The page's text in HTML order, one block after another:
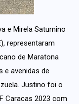
e Mirela Saturnino
representaram
de Maratona
e avenidas de
Justino foi o
Caracas 2023 com